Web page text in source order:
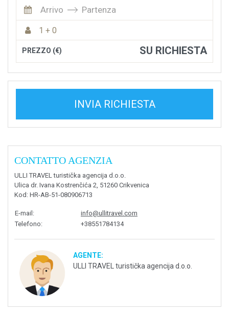
Arrivo Partenza
1 + 0
PREZZO (€) SU RICHIESTA
INVIA RICHIESTA
CONTATTO AGENZIA
ULLI TRAVEL turistička agencija d.o.o.
Ulica dr. Ivana Kostrenčića 2, 51260 Crikvenica
Kod : HR-AB-51-080906713
E-mail :
info@ullitravel.com
Telefono: +38551784134
AGENTE:
ULLI TRAVEL turistička agencija d.o.o.